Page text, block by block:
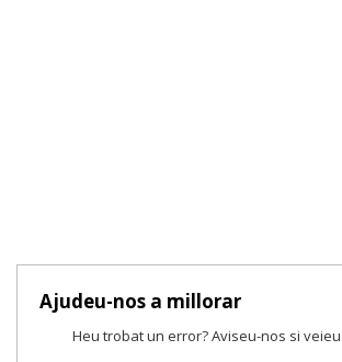
Ajudeu-nos a millorar
Heu trobat un error? Aviseu-nos si